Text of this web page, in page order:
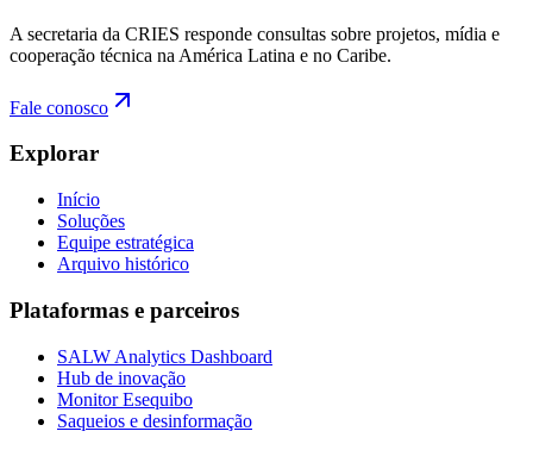
A secretaria da CRIES responde consultas sobre projetos, mídia e
cooperação técnica na América Latina e no Caribe.
Fale conosco
Explorar
Início
Soluções
Equipe estratégica
Arquivo histórico
Plataformas e parceiros
SALW Analytics Dashboard
Hub de inovação
Monitor Esequibo
Saqueios e desinformação